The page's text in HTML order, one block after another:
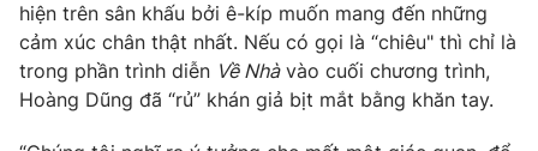
hiện trên sân khấu bởi ê-kíp muốn mang đến những
cảm xúc chân thật nhất. Nếu có gọi là “chiêu" thì chỉ là
trong phần trình diễn Về Nhàvào cuối chương trình,
Hoàng Dũng đã “rủ” khán giả bịt mắt bằng khăn tay.